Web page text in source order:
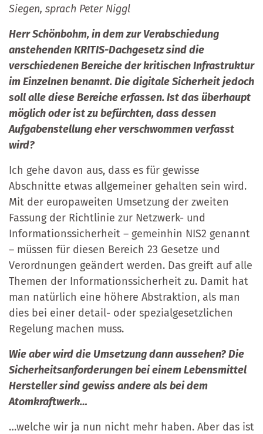
Siegen, sprach Peter Niggl
Herr Schönbohm, in dem zur Verabschiedung
anstehenden KRITIS-Dachgesetz sind die
verschiedenen Bereiche der kritischen Infrastruktur
im Einzelnen benannt. Die digitale Sicherheit jedoch
soll alle diese Bereiche erfassen. Ist das überhaupt
möglich oder ist zu befürchten, dass dessen
Aufgabenstellung eher verschwommen verfasst
wird?
Ich gehe davon aus, dass es für gewisse
Abschnitte etwas allgemeiner gehalten sein wird.
Mit der europaweiten Umsetzung der zweiten
Fassung der Richtlinie zur Netzwerk- und
Informationssicherheit – gemeinhin NIS2 genannt
– müssen für diesen Bereich 23 Gesetze und
Verordnungen geändert werden. Das greift auf alle
Themen der Informationssicherheit zu. Damit hat
man natürlich eine höhere Abstraktion, als man
dies bei einer detail- oder spezialgesetzlichen
Regelung machen muss.
Wie aber wird die Umsetzung dann aussehen? Die
Sicherheitsanforderungen bei einem Lebensmittel
Hersteller sind gewiss andere als bei dem
Atomkraftwerk…
…welche wir ja nun nicht mehr haben. Aber das ist